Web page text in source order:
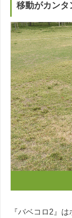
移動がカンタ
『バベコロ2』